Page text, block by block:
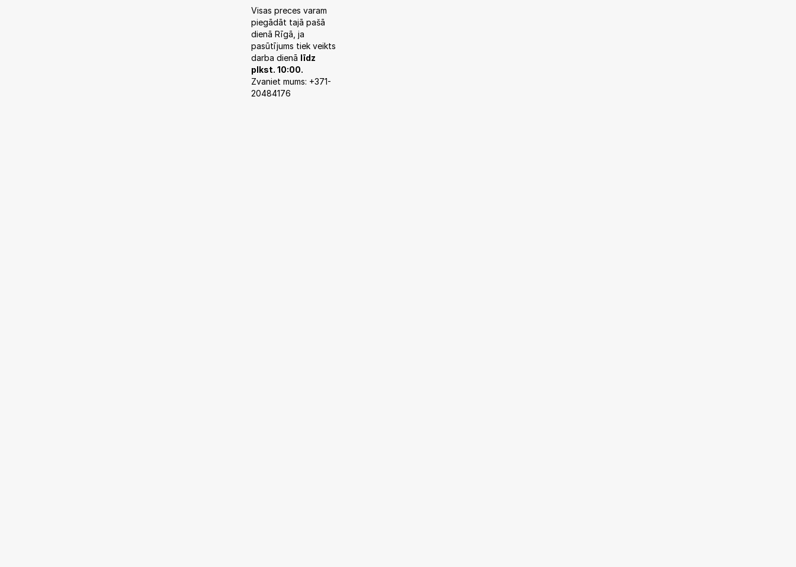
Visas preces varam
piegādāt tajā pašā
dienā Rīgā, ja
pasūtījums tiek veikts
darba dienā līdz
plkst. 10:00.
Zvaniet mums: +371-
20484176